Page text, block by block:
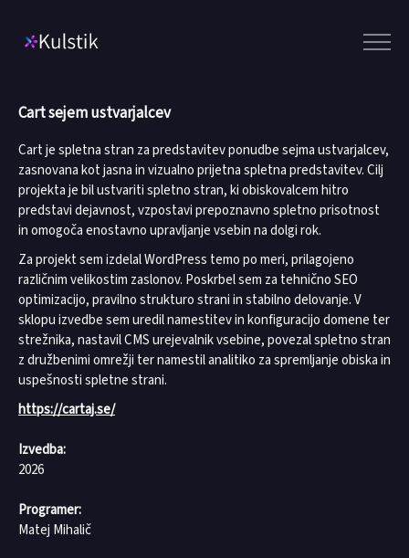
Cart sejem ustvarjalcev
Cart je spletna stran za predstavitev ponudbe sejma ustvarjalcev,
zasnovana kot jasna in vizualno prijetna spletna predstavitev. Cilj
projekta je bil ustvariti spletno stran, ki obiskovalcem hitro
predstavi dejavnost, vzpostavi prepoznavno spletno prisotnost
in omogoča enostavno upravljanje vsebin na dolgi rok.
Za projekt sem izdelal WordPress temo po meri, prilagojeno
različnim velikostim zaslonov. Poskrbel sem za tehnično SEO
optimizacijo, pravilno strukturo strani in stabilno delovanje. V
sklopu izvedbe sem uredil namestitev in konfiguracijo domene ter
strežnika, nastavil CMS urejevalnik vsebine, povezal spletno stran
z družbenimi omrežji ter namestil analitiko za spremljanje obiska in
uspešnosti spletne strani.
https://cartaj.se/
Izvedba:
2026
Programer:
Matej Mihalič